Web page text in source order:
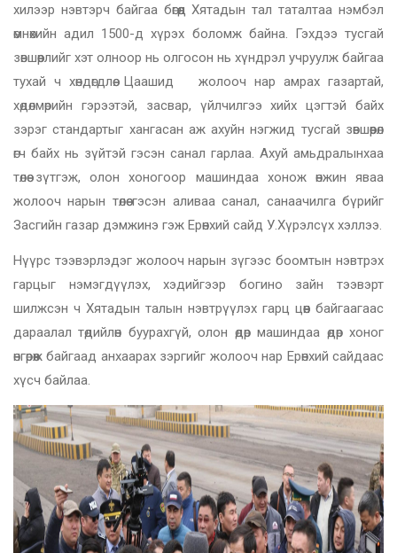
хилээр нэвтэрч байгаа бөгөөд Хятадын тал таталтаа нэмбэл
өмнөхийн адил 1500-д хүрэх боломж байна. Гэхдээ тусгай
зөвшөөрлийг хэт олноор нь олгосон нь хүндрэл учруулж байгаа
тухай ч хөндөгдлөө. Цаашид жолооч нар амрах газартай,
хөдөлмөрийн гэрээтэй, засвар, үйлчилгээ хийх цэгтэй байх
зэрэг стандартыг хангасан аж ахуйн нэгжид тусгай зөвшөөрөл
өгч байх нь зүйтэй гэсэн санал гарлаа. Ахуй амьдралынхаа
төлөө зүтгэж, олон хоногоор машиндаа хонож өнжин яваа
жолооч нарын төлөө гэсэн аливаа санал, санаачилга бүрийг
Засгийн газар дэмжинэ гэж Ерөнхий сайд У.Хүрэлсүх хэллээ.
Нүүрс тээвэрлэдэг жолооч нарын зүгээс боомтын нэвтрэх
гарцыг нэмэгдүүлэх, хэдийгээр богино зайн тээвэрт
шилжсэн ч Хятадын талын нэвтрүүлэх гарц цөөн байгаагаас
дараалал төдийлөн буурахгүй, олон өдөр машиндаа өдөр хоног
өнгөрөөж байгаад анхаарах зэргийг жолооч нар Ерөнхий сайдаас
хүсч байлаа.